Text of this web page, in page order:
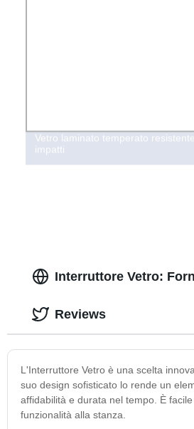
Vetro laminato temperato
impatti
Interruttore Vetro:
L'Interruttore Vetro è una scelta
suo design sofisticato lo rende un
affidabilità e durata nel tempo. È
funzionalità alla stanza.
Reviews